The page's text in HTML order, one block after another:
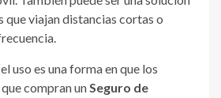
que viajan distancias cortas o
uso es una forma en que los
compran unSeguro de